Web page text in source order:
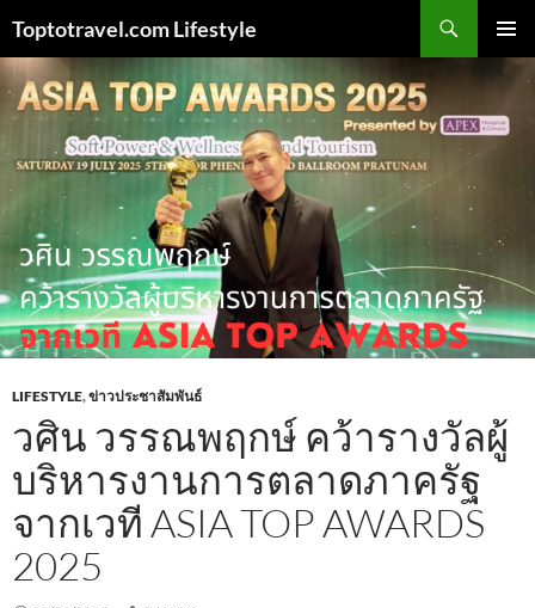
content
Toptotravel.com Lifestyle
MENU
LIFESTYLE,ข่าวประชาสัมพันธ์
วศิน วรรณพฤกษ์ คว้ารางวัลผู้
บริหารงานการตลาดภาครัฐ
จากเวที ASIA TOP AWARDS
2025